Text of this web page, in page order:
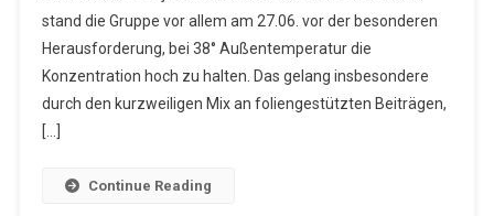
stand die Gruppe vor allem am 27.06. vor der besonderen
Herausforderung, bei 38° Außentemperatur die
Konzentration hoch zu halten. Das gelang insbesondere
durch den kurzweiligen Mix an foliengestützten Beiträgen,
[…]
Continue Reading